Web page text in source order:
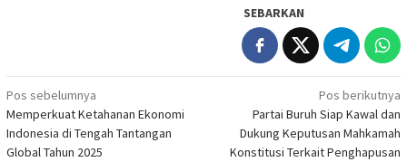
SEBARKAN
Navigasi
pos
Pos sebelumnya
Memperkuat Ketahanan Ekonomi
Indonesia di Tengah Tantangan
Global Tahun 2025
Pos berikutnya
Partai Buruh Siap Kawal dan
Dukung Keputusan Mahkamah
Konstitusi Terkait Penghapusan